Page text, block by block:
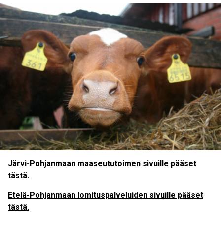
Järvi-Pohjanmaan maaseututoimen sivuille pääset
tästä.
Etelä-Pohjanmaan lomituspalveluiden sivuille pääset
tästä.